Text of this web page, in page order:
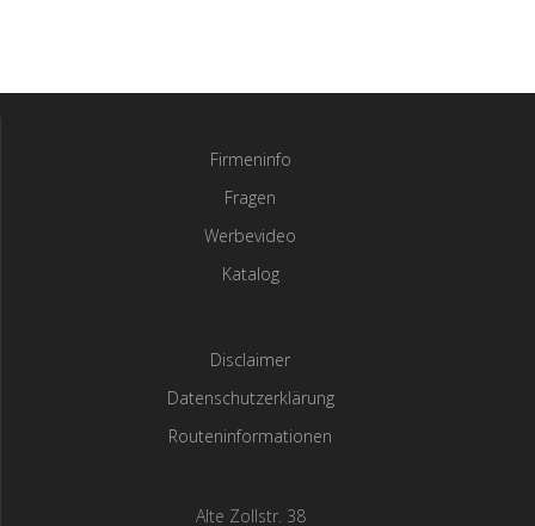
Firmeninfo
Fragen
Werbevideo
Katalog
Disclaimer
Datenschutzerklärung
Routeninformationen
Alte Zollstr. 38